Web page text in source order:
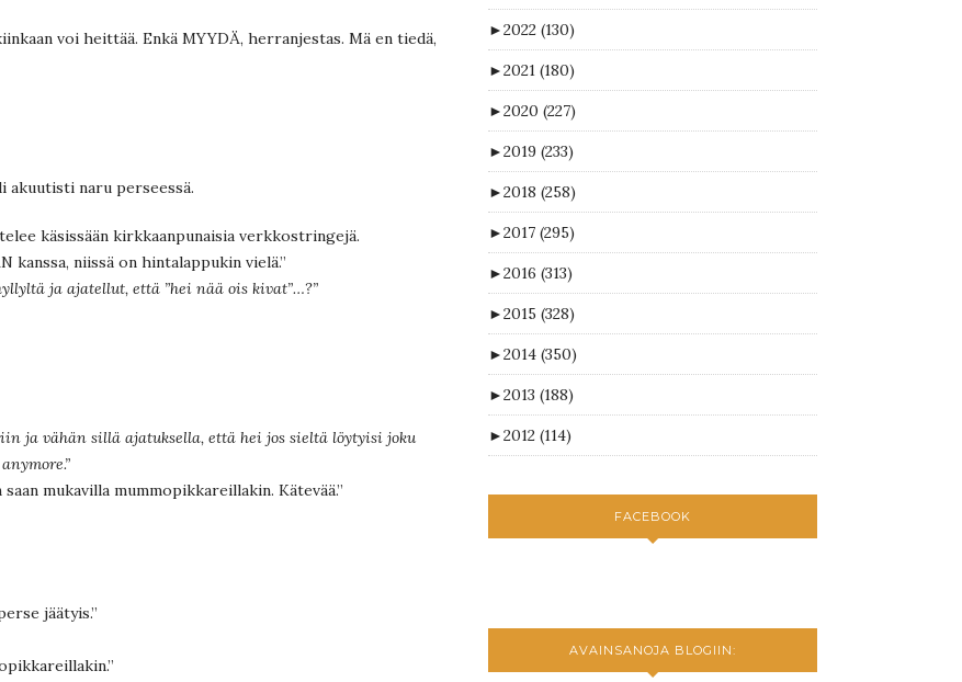
voi heittää. Enkä MYYDÄ, herranjestas. Mä en tiedä,
akuutisti naru perseessä.
käsissään kirkkaanpunaisia verkkostringejä.
kanssa, niissä on hintalappukin vielä.”
ja ajatellut, että ”hei nää ois kivat”…?”
ja vähän sillä ajatuksella, että hei jos sieltä löytyisi joku
mukavilla mummopikkareillakin. Kätevää.”
jäätyis.”
►2022 (130)
►2021 (180)
►2020 (227)
►2019 (233)
►2018 (258)
►2017 (295)
►2016 (313)
►2015 (328)
►2014 (350)
►2013 (188)
►2012 (114)
FACEBOOK
AVAINSANOJA BLOGIIN: